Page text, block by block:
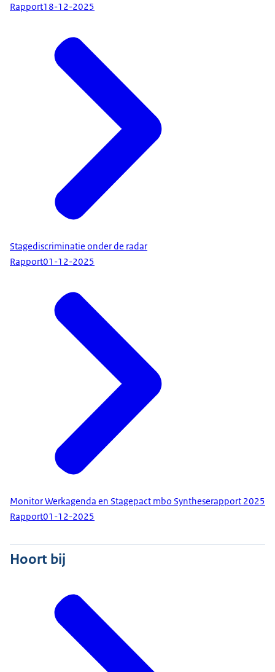
Rapport18-12-2025
Stagediscriminatie onder de radar
Rapport01-12-2025
Monitor Werkagenda en Stagepact mbo Syntheserapport 2025
Rapport01-12-2025
Hoort bij